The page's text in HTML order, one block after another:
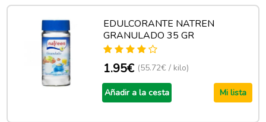
EDULCORANTE NATREN
GRANULADO 35 GR
1.95€ (55.72€ / kilo)
Añadir a la cesta Mi lista